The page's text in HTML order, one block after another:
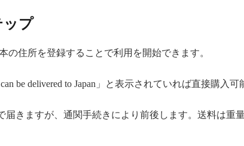
ップ
の住所を登録することで利用を開始できます。
be delivered to Japan」と表示されていれば直接購入
届きますが、通関手続きにより前後します。送料は重